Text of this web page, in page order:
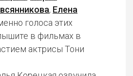
, Елена
голоса этих
в фильмах в
актрисы Тони